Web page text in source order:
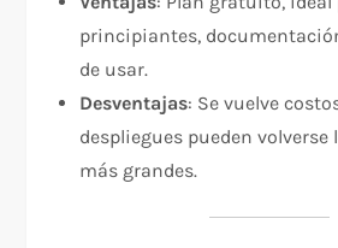
principiantes,
de usar.
Desventajas: Se vuelve
despliegues pueden volverse
más grandes.